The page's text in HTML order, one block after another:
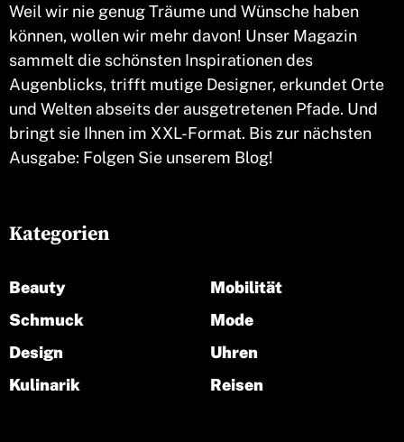
Weil wir nie genug Träume und Wünsche haben
können, wollen wir mehr davon! Unser Magazin
sammelt die schönsten Inspirationen des
Augenblicks, trifft mutige Designer, erkundet Orte
und Welten abseits der ausgetretenen Pfade. Und
bringt sie Ihnen im XXL-Format. Bis zur nächsten
Ausgabe: Folgen Sie unserem Blog!
Kategorien
Beauty
Schmuck
Design
Kulinarik
Mobilität
Mode
Uhren
Reisen